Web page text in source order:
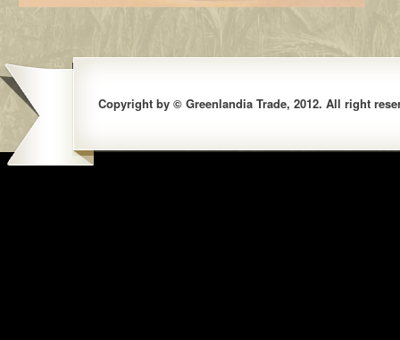
Copyright by © Greenlandia Trade, 2012. All right